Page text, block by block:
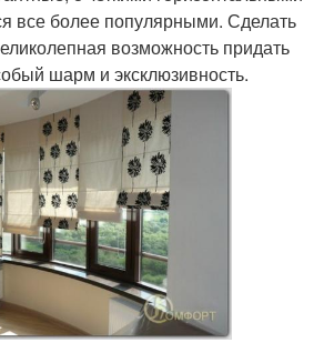
все более популярными. Сделать
возможность придать
шарм и эксклюзивность.